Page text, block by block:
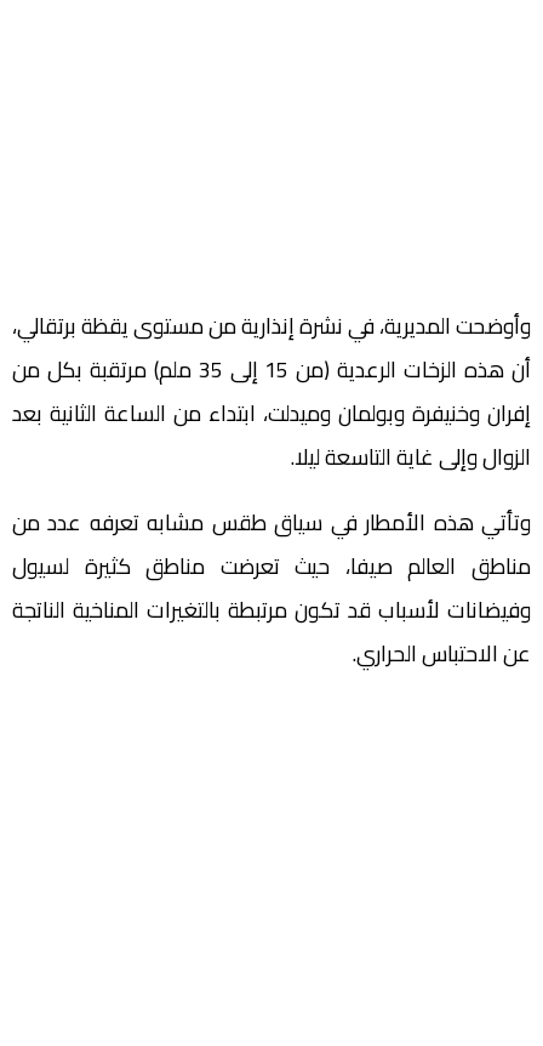
وأوضحت المديرية، في نشرة إنذارية من مستوى يقظة برتقالي،
أن هذه الزخات الرعدية (من 15 إلى 35 ملم) مرتقبة بكل من
إفران وخنيفرة وبولمان وميدلت، ابتداء من الساعة الثانية بعد
الزوال وإلى غاية التاسعة ليلا.
وتأتي هذه الأمطار في سياق طقس مشابه تعرفه عدد من
مناطق العالم صيفا، حيث تعرضت مناطق كثيرة لسيول
وفيضانات لأسباب قد تكون مرتبطة بالتغيرات المناخية الناتجة
عن الاحتباس الحراري.